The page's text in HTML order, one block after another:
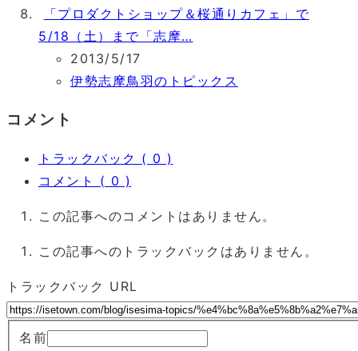
「プロダクトショップ＆桜通りカフェ」で
5/18（土）まで「志摩…
2013/5/17
伊勢志摩鳥羽のトピックス
コメント
トラックバック ( 0 )
コメント ( 0 )
この記事へのコメントはありません。
この記事へのトラックバックはありません。
トラックバック URL
名前